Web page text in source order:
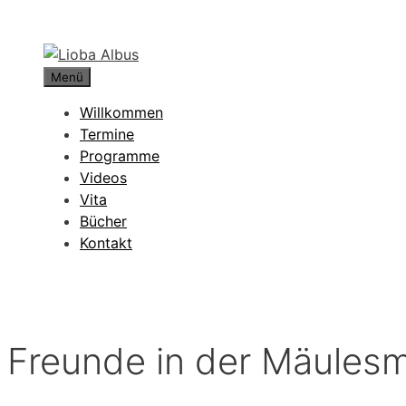
springen
Menü
Willkommen
Termine
Programme
Videos
Vita
Bücher
Kontakt
Freunde in der